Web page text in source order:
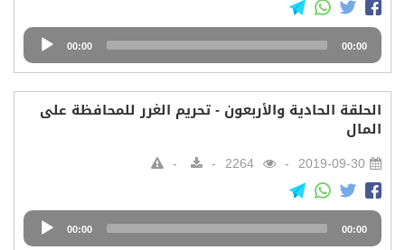
Audio
Player
00:00 00:00
الحلقة الحادية والأربعون - تحريم الغرر للمحافظة على
المال
2019-09-30
Audio
Player
00:00 00:00